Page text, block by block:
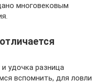
многовековым
удочка разница
вспомнить, для ловли